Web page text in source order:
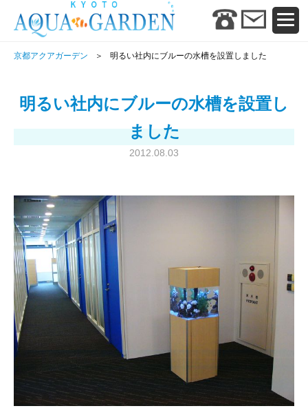
京都アクアガーデン 明るい社内にブルーの水槽を設置しました
明るい社内にブルーの水槽を設置し
ました
2012.08.03